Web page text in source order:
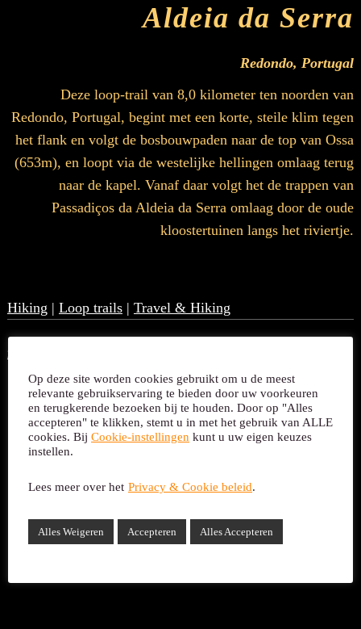
Aldeia da Serra
Redondo, Portugal
Deze loop-trail van 8,0 kilometer ten noorden van
Redondo, Portugal, begint met een korte, steile klim tegen
het flank en volgt de bosbouwpaden naar de top van Ossa
(653m), en loopt via de westelijke hellingen omlaag terug
naar de kapel. Vanaf daar volgt het de trappen van
Passadiços da Aldeia da Serra omlaag door de oude
kloostertuinen langs het riviertje.
Hiking | Loop trails| Travel & Hiking
2021 The Outsider
Op deze site worden cookies gebruikt om u de meest
relevante gebruikservaring te bieden door uw voorkeuren
en terugkerende bezoeken bij te houden. Door op "Alles
accepteren" te klikken, stemt u in met het gebruik van ALLE
cookies. Bij Cookie-instellingen kunt u uw eigen keuzes
instellen.
Lees meer over het Privacy & Cookie beleid.
Alles Weigeren Accepteren Alles Accepteren